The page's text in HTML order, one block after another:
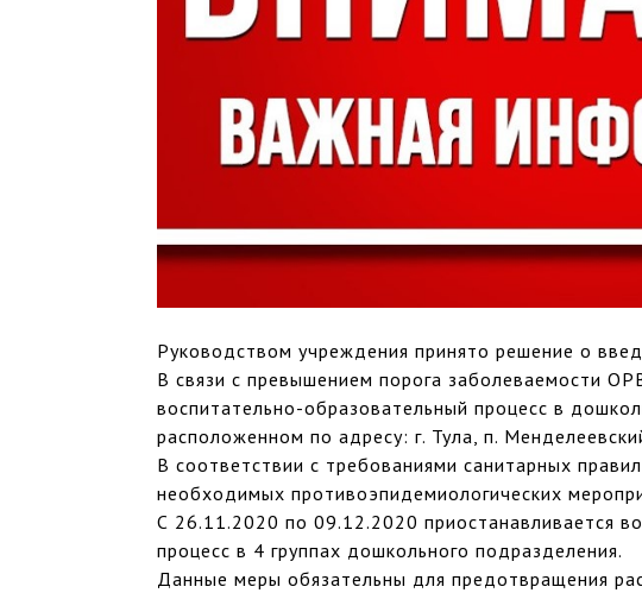
Руководством учреждения принято решение о
В связи с превышением порога заболеваемости
воспитательно-образовательный процесс в
расположенном по адресу: г. Тула, п.
В соответствии с требованиями санитарных
необходимых противоэпидемиологических
С 26.11.2020 по 09.12.2020 приостанавливается
процесс в 4 группах дошкольного подразделения.
Данные меры обязательны для предотвращения